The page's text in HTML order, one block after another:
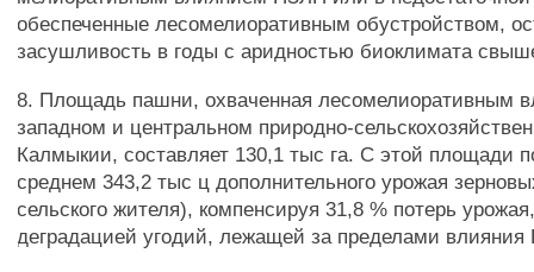
обеспеченные лесомелиоративным обустройством,
засушливость в годы с аридностью биоклимата
8. Площадь пашни, охваченная лесомелиоративным
западном и центральном природно-
Калмыкии, составляет 130,1 тыс га. С этой площади
среднем 343,2 тыс ц дополнительного урожая
сельского жителя), компенсируя 31,8 % потерь
деградацией угодий, лежащей за пределами